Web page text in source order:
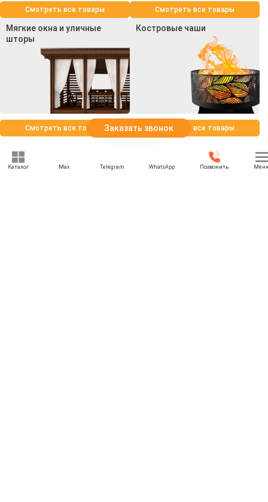
Смотреть все товары Смотреть все товары
Мягкие окна и уличные
шторы
Смотреть все товары
Костровые чаши
Смотреть все товары
Заказать звонок
Каталог Max Telegram WhatsApp Позвонить